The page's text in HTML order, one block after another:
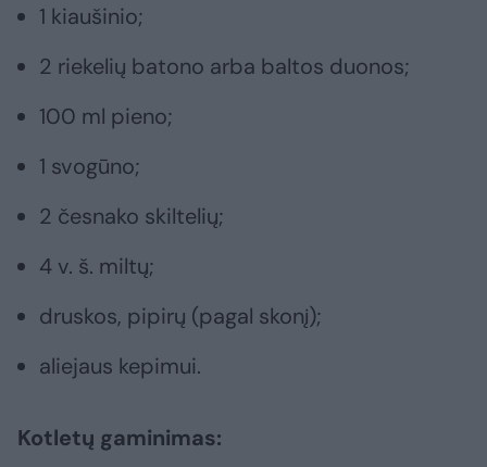
1 kiaušinio;
2 riekelių batono arba baltos duonos;
100 ml pieno;
1 svogūno;
2 česnako skiltelių;
4 v. š. miltų;
druskos, pipirų (pagal skonį);
aliejaus kepimui.
Kotletų gaminimas: